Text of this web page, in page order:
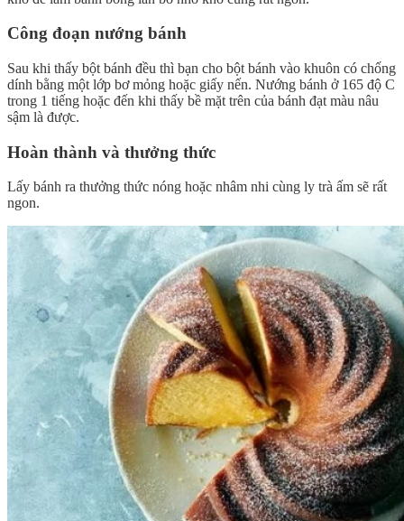
Công đoạn nướng bánh
Sau khi thấy bột bánh đều thì bạn cho bột bánh vào khuôn có chống
dính bằng một lớp bơ mỏng hoặc giấy nến. Nướng bánh ở 165 độ C
trong 1 tiếng hoặc đến khi thấy bề mặt trên của bánh đạt màu nâu
sậm là được.
Hoàn thành và thưởng thức
Lấy bánh ra thưởng thức nóng hoặc nhâm nhi cùng ly trà ấm sẽ rất
ngon.